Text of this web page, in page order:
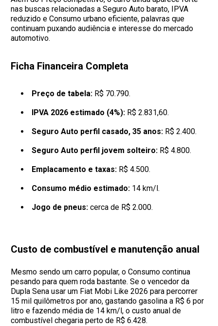
nas buscas relacionadas a Seguro Auto barato, IPVA
reduzido e Consumo urbano eficiente, palavras que
continuam puxando audiência e interesse do mercado
automotivo.
Ficha Financeira Completa
Preço de tabela:R$ 70.790.
IPVA 2026 estimado (4%):R$ 2.831,60.
Seguro Auto perfil casado, 35 anos:R$ 2.400.
Seguro Auto perfil jovem solteiro:R$ 4.800.
Emplacamento e taxas:R$ 4.500.
Consumo médio estimado:14 km/l.
Jogo de pneus:cerca de R$ 2.000.
Custo de combustível e manutenção anual
Mesmo sendo um carro popular, o Consumo continua
pesando para quem roda bastante. Se o vencedor da
Dupla Sena usar um Fiat Mobi Like 2026 para percorrer
15 mil quilômetros por ano, gastando gasolina a R$ 6 por
litro e fazendo média de 14 km/l, o custo anual de
combustível chegaria perto de R$ 6.428.